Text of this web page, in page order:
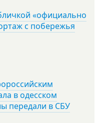
«официально
с побережья
в одесском
передали в СБУ